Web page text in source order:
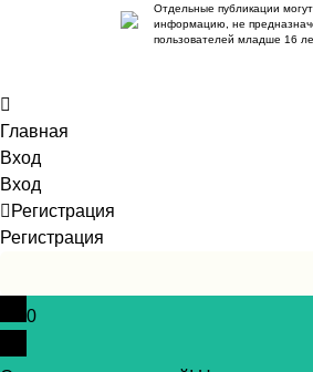
Отдельные публикации
информацию, не
пользователей младше 16
Главная
Вход
Вход
Регистрация
Регистрация
0